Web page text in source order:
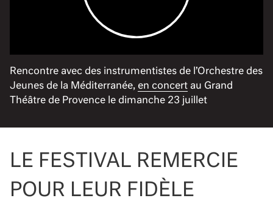
Rencontre avec des instrumentistes de l’Orchestre des
Jeunes de la Méditerranée, en concert au Grand
Théâtre de Provence le dimanche 23 juillet
LE FESTIVAL REMERCIE
POUR LEUR FIDÈLE